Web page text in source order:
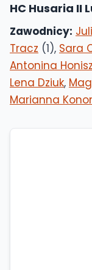
HC Husaria II
Zawodnicy:
Tracz (1), Sara
Antonina Honisz
Lena Dziuk,
Marianna